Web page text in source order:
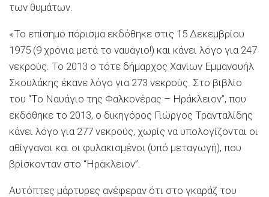
των θυμάτων.
«Το επίσημο πόρισμα εκδόθηκε στις 15 Δεκεμβρίου
1975 (9 χρόνια μετά το ναυάγιο!) και κάνει λόγο για 247
νεκρούς. Το 2013 ο τότε δήμαρχος Χανίων Εμμανουήλ
Σκουλάκης έκανε λόγο για 273 νεκρούς. Στο βιβλίο
του “Το Ναυάγιο της Φαλκονέρας – Ηράκλειον”, που
εκδόθηκε το 2013, ο δικηγόρος Γιώργος Τρανταλίδης
κάνει λόγο για 277 νεκρούς, χωρίς να υπολογίζονται οι
αθίγγανοι και οι φυλακισμένοι (υπό μεταγωγή), που
βρίσκονταν στο “Ηράκλειον”.
Αυτόπτες μάρτυρες ανέφεραν ότι στο γκαράζ του